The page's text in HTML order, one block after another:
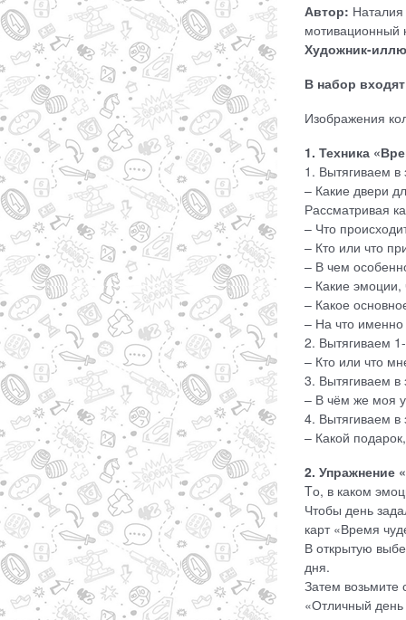
Автор:
мотивационный
Художник-
В набор
Изображения
1. Техника
1. Вытягиваем в
– Какие двери
Рассматривая
– Что
– Кто или что
– В чем
– Какие эмоции,
– Какое
– На что
2. Вытягиваем
– Кто или что
3. Вытягиваем в
– В чём же моя
4. Вытягиваем в
– Какой
2. Упражнение
Tо, в каком
Чтобы день
карт «Время
В открытую
дня.
Затем возьмите
«Отличный